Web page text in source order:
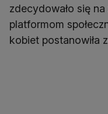
zdecydowało się
platformom
kobiet postanowiła